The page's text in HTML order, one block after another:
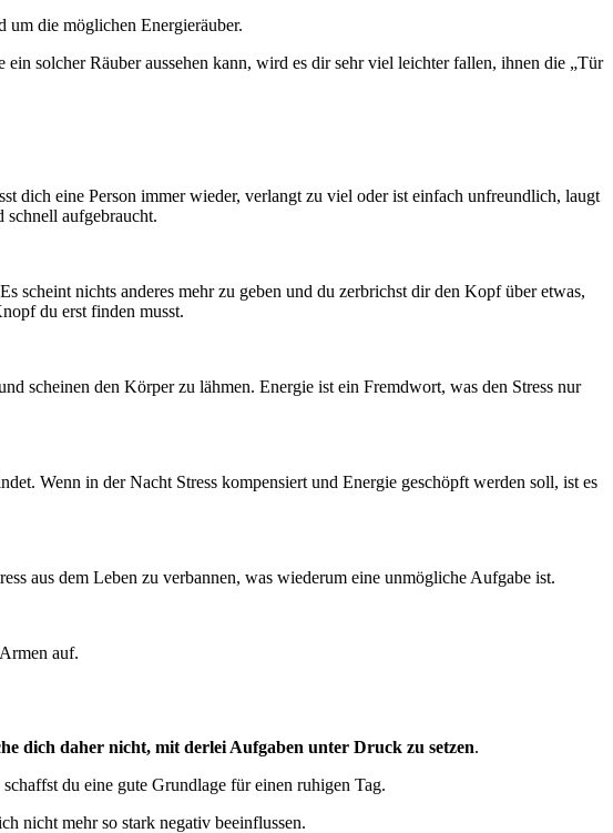
um die möglichen Energieräuber.
solcher Räuber aussehen kann, wird es dir sehr viel leichter fallen, ihnen die „Tür
dich eine Person immer wieder, verlangt zu viel oder ist einfach unfreundlich, laugt
schnell aufgebraucht.
scheint nichts anderes mehr zu geben und du zerbrichst dir den Kopf über etwas,
du erst finden musst.
scheinen den Körper zu lähmen. Energie ist ein Fremdwort, was den Stress nur
Wenn in der Nacht Stress kompensiert und Energie geschöpft werden soll, ist es
aus dem Leben zu verbannen, was wiederum eine unmögliche Aufgabe ist.
auf.
dich daher nicht, mit derlei Aufgaben unter Druck zu setzen.
du eine gute Grundlage für einen ruhigen Tag.
nicht mehr so stark negativ beeinflussen.